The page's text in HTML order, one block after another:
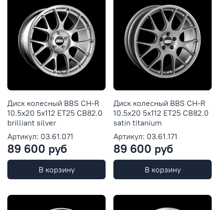
Диск колесный BBS CH-R
10.5x20 5x112 ET25 CB82.0
brilliant silver
Артикул: 03.61.071
89 600 руб
В корзину
Диск колесный BBS CH-R
10.5x20 5x112 ET25 CB82.0
satin titanium
Артикул: 03.61.171
89 600 руб
В корзину